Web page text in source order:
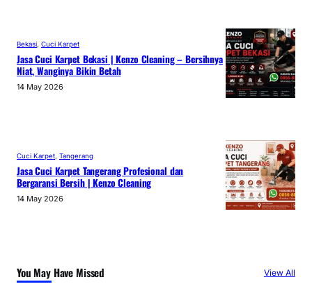
Bekasi Cuci Karpet
Jasa Cuci Karpet Bekasi | Kenzo Cleaning – Bersihnya
Niat, Wanginya Bikin Betah
14 May 2026
Cuci Karpet Tangerang
Jasa Cuci Karpet Tangerang Profesional dan
Bergaransi Bersih | Kenzo Cleaning
14 May 2026
You May Have Missed View All